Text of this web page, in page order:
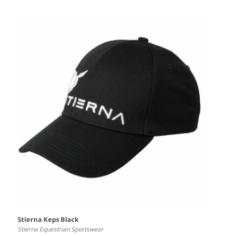
Stierna Keps Black
Stierna Equestrian Sportswear